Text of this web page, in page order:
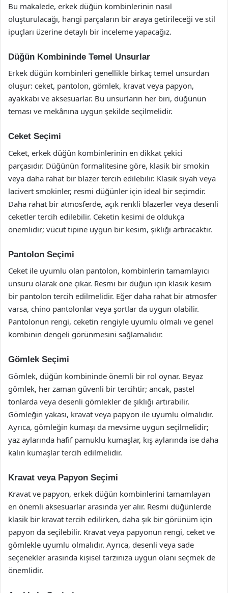
Bu makalede, erkek düğün kombinlerinin nasıl
oluşturulacağı, hangi parçaların bir araya getirileceği ve stil
ipuçları üzerine detaylı bir inceleme yapacağız.
Düğün Kombininde Temel Unsurlar
Erkek düğün kombinleri genellikle birkaç temel unsurdan
oluşur: ceket, pantolon, gömlek, kravat veya papyon,
ayakkabı ve aksesuarlar. Bu unsurların her biri, düğünün
teması ve mekânına uygun şekilde seçilmelidir.
Ceket Seçimi
Ceket, erkek düğün kombinlerinin en dikkat çekici
parçasıdır. Düğünün formalitesine göre, klasik bir smokin
veya daha rahat bir blazer tercih edilebilir. Klasik siyah veya
lacivert smokinler, resmi düğünler için ideal bir seçimdir.
Daha rahat bir atmosferde, açık renkli blazerler veya desenli
ceketler tercih edilebilir. Ceketin kesimi de oldukça
önemlidir; vücut tipine uygun bir kesim, şıklığı artıracaktır.
Pantolon Seçimi
Ceket ile uyumlu olan pantolon, kombinlerin tamamlayıcı
unsuru olarak öne çıkar. Resmi bir düğün için klasik kesim
bir pantolon tercih edilmelidir. Eğer daha rahat bir atmosfer
varsa, chino pantolonlar veya şortlar da uygun olabilir.
Pantolonun rengi, ceketin rengiyle uyumlu olmalı ve genel
kombinin dengeli görünmesini sağlamalıdır.
Gömlek Seçimi
Gömlek, düğün kombininde önemli bir rol oynar. Beyaz
gömlek, her zaman güvenli bir tercihtir; ancak, pastel
tonlarda veya desenli gömlekler de şıklığı artırabilir.
Gömleğin yakası, kravat veya papyon ile uyumlu olmalıdır.
Ayrıca, gömleğin kumaşı da mevsime uygun seçilmelidir;
yaz aylarında hafif pamuklu kumaşlar, kış aylarında ise daha
kalın kumaşlar tercih edilmelidir.
Kravat veya Papyon Seçimi
Kravat ve papyon, erkek düğün kombinlerini tamamlayan
en önemli aksesuarlar arasında yer alır. Resmi düğünlerde
klasik bir kravat tercih edilirken, daha şık bir görünüm için
papyon da seçilebilir. Kravat veya papyonun rengi, ceket ve
gömlekle uyumlu olmalıdır. Ayrıca, desenli veya sade
seçenekler arasında kişisel tarzınıza uygun olanı seçmek de
önemlidir.